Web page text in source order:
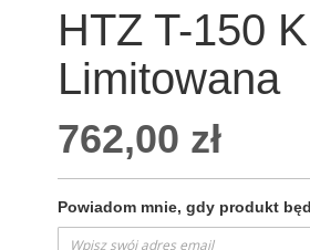
HTZ T-150
Limitowana
762,00 zł
Powiadom mnie, gdy produkt